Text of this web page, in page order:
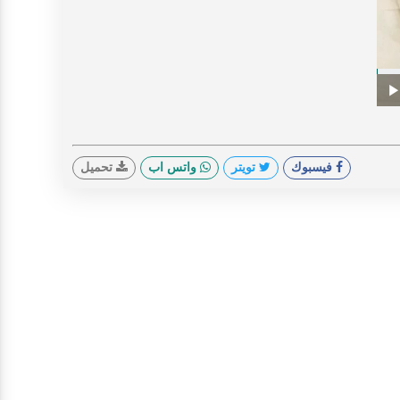
Play
0%
فيسبوك تويتر واتس اب تحميل